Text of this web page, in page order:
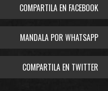
COMPARTILA EN FACEBOOK
MANDALA POR WHATSAPP
COMPARTILA EN TWITTER